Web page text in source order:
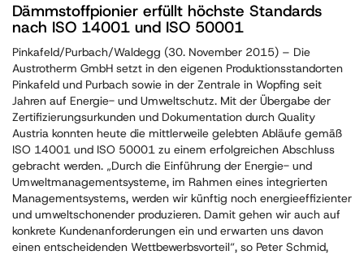
Dämmstoffpionier erfüllt höchste Standards
nach ISO 14001 und ISO 50001
Pinkafeld/Purbach/Waldegg (30. November 2015) – Die
Austrotherm GmbH setzt in den eigenen Produktionsstandorten
Pinkafeld und Purbach sowie in der Zentrale in Wopfing seit
Jahren auf Energie- und Umweltschutz. Mit der Übergabe der
Zertifizierungsurkunden und Dokumentation durch Quality
Austria konnten heute die mittlerweile gelebten Abläufe gemäß
ISO 14001 und ISO 50001 zu einem erfolgreichen Abschluss
gebracht werden. „Durch die Einführung der Energie- und
Umweltmanagementsysteme, im Rahmen eines integrierten
Managementsystems, werden wir künftig noch energieeffizienter
und umweltschonender produzieren. Damit gehen wir auch auf
konkrete Kundenanforderungen ein und erwarten uns davon
einen entscheidenden Wettbewerbsvorteil“, so Peter Schmid,